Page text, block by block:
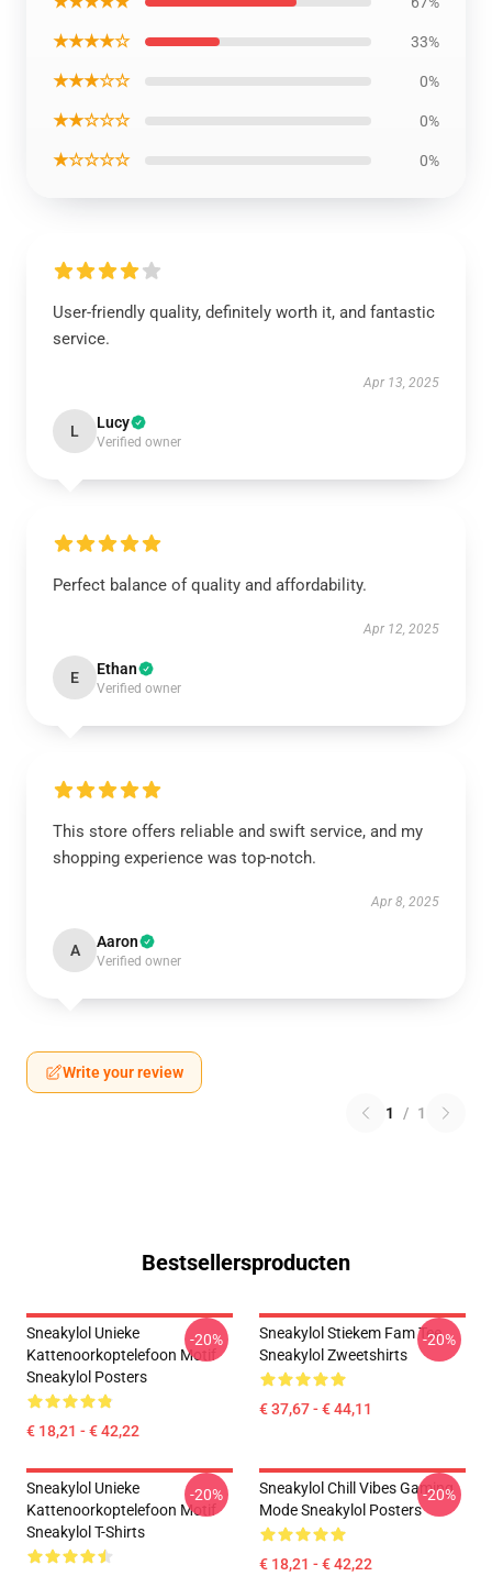
★★★★☆ 33%
★★★☆☆ 0%
★★☆☆☆ 0%
★☆☆☆☆ 0%
User-friendly quality, definitely worth it, and fantastic
service.
Apr 13, 2025
L Lucy
Verified owner
Perfect balance of quality and affordability.
Apr 12, 2025
E Ethan
Verified owner
This store offers reliable and swift service, and my
shopping experience was top-notch.
Apr 8, 2025
A Aaron
Verified owner
Write your review
1 / 1
Bestsellersproducten
Sneakylol Unieke
Kattenoorkoptelefoon Motif
Sneakylol Posters
€ 18,21 - € 42,22
-20%
Sneakylol Stiekem Fam Tee
Sneakylol Zweetshirts
€ 37,67 - € 44,11
-20%
Sneakylol Unieke
Kattenoorkoptelefoon Motif
Sneakylol T-Shirts
-20%
Sneakylol Chill Vibes Gaming
Mode Sneakylol Posters
€ 18,21 - € 42,22
-20%